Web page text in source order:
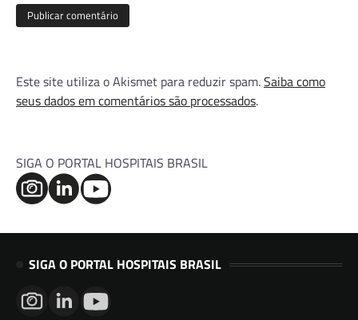
Este site utiliza o Akismet para reduzir spam.Saiba como
seus dados em comentários são processados.
SIGA O PORTAL HOSPITAIS BRASIL
SIGA O PORTAL HOSPITAIS BRASIL